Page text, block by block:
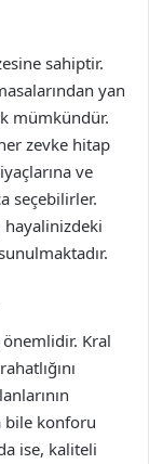
sahiptir.
yan
mümkündür.
zevke hitap
ve
seçebilirler.
hayalinizdeki
Kral
bile konforu
ise, kaliteli